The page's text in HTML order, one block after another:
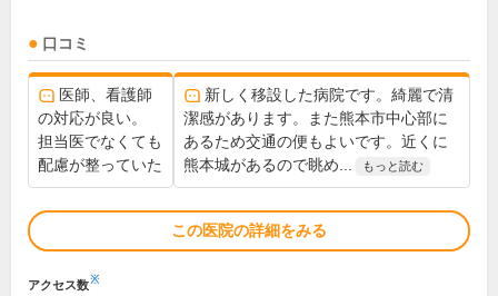
口コミ
医師、看護師
の対応が良い。
担当医でなくても
配慮が整っていた
新しく移設した病院です。綺麗で清
潔感があります。また熊本市中心部に
あるため交通の便もよいです。近くに
熊本城があるので眺め...
もっと読む
この医院の詳細をみる
アクセス数※